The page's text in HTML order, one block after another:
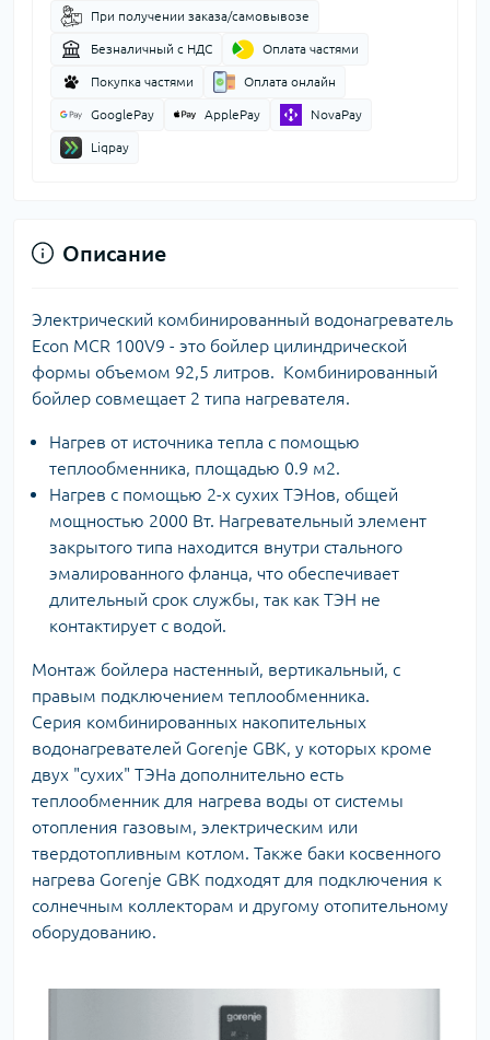
При получении заказа/самовывозе
Безналичный с НДС Оплата частями
Покупка частями Оплата онлайн
GooglePay ApplePay NovaPay
Liqpay
Описание
Электрический комбинированный водонагреватель
Econ MCR 100V9 - это бойлер цилиндрической
формы объемом 92,5 литров. Комбинированный
бойлер совмещает 2 типа нагревателя.
Нагрев от источника тепла c помощью
теплообменника, площадью 0.9 м2.
Нагрев с помощью 2-х сухих ТЭНов, общей
мощностью 2000 Вт. Нагревательный элемент
закрытого типа находится внутри стального
эмалированного фланца, что обеспечивает
длительный срок службы, так как ТЭН не
контактирует с водой.
Монтаж бойлера настенный, вертикальный, с
правым подключением теплообменника.
Серия комбинированных накопительных
водонагревателей Gorenje GBK, у которых кроме
двух "сухих" ТЭНа дополнительно есть
теплообменник для нагрева воды от системы
отопления газовым, электрическим или
твердотопливным котлом. Также баки косвенного
нагрева Gorenje GBK подходят для подключения к
солнечным коллекторам и другому отопительному
оборудованию.